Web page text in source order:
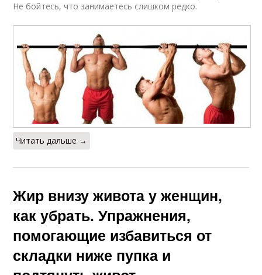
Не бойтесь, что занимаетесь слишком редко.
Читать дальше →
Жир внизу живота у женщин,
как убрать. Упражнения,
помогающие избавиться от
складки ниже пупка и